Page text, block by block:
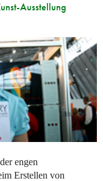
Ausstellung
engen
Erstellen von